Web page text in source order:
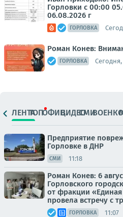
Горловки с 00:00
06.08.2026 г
ГОРЛОВКА
Роман Конев:
ГОРЛОВКА Сегодня,
ЛЕНТАТОПОФИЦ.ВИДЕОСМИ
Предприятие
Горловке в ДНР
СМИ 11:18
Роман Конев: 6
Горловского
от фракции
провела встречу с
ГОРЛОВКА 11:07